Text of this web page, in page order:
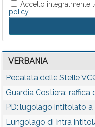
Accetto integralmente
policy
VERBANIA
Pedalata delle Stelle
Guardia Costiera: raffica
PD: lugolago intitolato
Lungolago di Intra